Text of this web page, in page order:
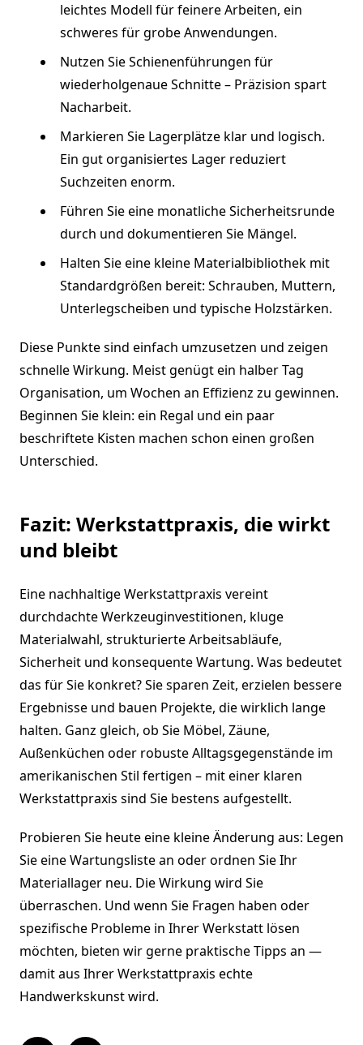
leichtes Modell für feinere Arbeiten, ein
schweres für grobe Anwendungen.
Nutzen Sie Schienenführungen für
wiederholgenaue Schnitte – Präzision spart
Nacharbeit.
Markieren Sie Lagerplätze klar und logisch.
Ein gut organisiertes Lager reduziert
Suchzeiten enorm.
Führen Sie eine monatliche Sicherheitsrunde
durch und dokumentieren Sie Mängel.
Halten Sie eine kleine Materialbibliothek mit
Standardgrößen bereit: Schrauben, Muttern,
Unterlegscheiben und typische Holzstärken.
Diese Punkte sind einfach umzusetzen und zeigen
schnelle Wirkung. Meist genügt ein halber Tag
Organisation, um Wochen an Effizienz zu gewinnen.
Beginnen Sie klein: ein Regal und ein paar
beschriftete Kisten machen schon einen großen
Unterschied.
Fazit: Werkstattpraxis, die wirkt
und bleibt
Eine nachhaltige Werkstattpraxis vereint
durchdachte Werkzeuginvestitionen, kluge
Materialwahl, strukturierte Arbeitsabläufe,
Sicherheit und konsequente Wartung. Was bedeutet
das für Sie konkret? Sie sparen Zeit, erzielen bessere
Ergebnisse und bauen Projekte, die wirklich lange
halten. Ganz gleich, ob Sie Möbel, Zäune,
Außenküchen oder robuste Alltagsgegenstände im
amerikanischen Stil fertigen – mit einer klaren
Werkstattpraxis sind Sie bestens aufgestellt.
Probieren Sie heute eine kleine Änderung aus: Legen
Sie eine Wartungsliste an oder ordnen Sie Ihr
Materiallager neu. Die Wirkung wird Sie
überraschen. Und wenn Sie Fragen haben oder
spezifische Probleme in Ihrer Werkstatt lösen
möchten, bieten wir gerne praktische Tipps an —
damit aus Ihrer Werkstattpraxis echte
Handwerkskunst wird.